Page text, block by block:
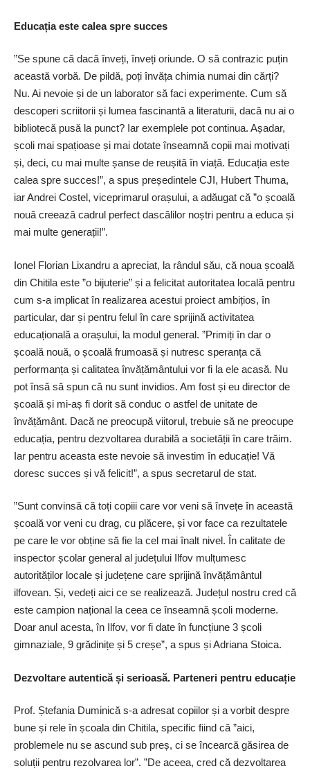
Educația este calea spre succes
”Se spune că dacă înveți, înveți oriunde. O să contrazic puțin
această vorbă. De pildă, poți învăța chimia numai din cărți?
Nu. Ai nevoie și de un laborator să faci experimente. Cum să
descoperi scriitorii și lumea fascinantă a literaturii, dacă nu ai o
bibliotecă pusă la punct? Iar exemplele pot continua. Așadar,
școli mai spațioase și mai dotate înseamnă copii mai motivați
și, deci, cu mai multe șanse de reușită în viață. Educația este
calea spre succes!”, a spus președintele CJI, Hubert Thuma,
iar Andrei Costel, viceprimarul orașului, a adăugat că ”o școală
nouă creează cadrul perfect dascălilor noștri pentru a educa și
mai multe generații!”.
Ionel Florian Lixandru a apreciat, la rândul său, că noua școală
din Chitila este ”o bijuterie” și a felicitat autoritatea locală pentru
cum s-a implicat în realizarea acestui proiect ambițios, în
particular, dar și pentru felul în care sprijină activitatea
educațională a orașului, la modul general. ”Primiți în dar o
școală nouă, o școală frumoasă și nutresc speranța că
performanța și calitatea învățământului vor fi la ele acasă. Nu
pot însă să spun că nu sunt invidios. Am fost și eu director de
școală și mi-aș fi dorit să conduc o astfel de unitate de
învățământ. Dacă ne preocupă viitorul, trebuie să ne preocupe
educația, pentru dezvoltarea durabilă a societății în care trăim.
Iar pentru aceasta este nevoie să investim în educație! Vă
doresc succes și vă felicit!”, a spus secretarul de stat.
”Sunt convinsă că toți copiii care vor veni să învețe în această
școală vor veni cu drag, cu plăcere, și vor face ca rezultatele
pe care le vor obține să fie la cel mai înalt nivel. În calitate de
inspector școlar general al județului Ilfov mulțumesc
autorităților locale și jude­țene care sprijină învă­țământul
ilfovean. Și, ve­deți aici ce se realizează. Județul nostru cred că
este campion național la ceea ce înseamnă școli moderne.
Doar anul acesta, în Ilfov, vor fi date în funcțiune 3 școli
gimnaziale, 9 grădinițe și 5 creșe”, a spus și Adriana Stoica.
Dezvoltare autentică și serioasă. Parteneri pentru educație
Prof. Ștefania Duminică s-a adresat copiilor și a vorbit despre
bune și rele în școala din Chitila, specific fiind că ”aici,
problemele nu se ascund sub preș, ci se încearcă găsirea de
soluții pentru rezolvarea lor”. ”De aceea, cred că dezvoltarea